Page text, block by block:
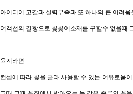
아이디어 고갈과 실력부족과 또 하나의 큰 어려움
여객선의 결항으로 꽃꽂이소재를 구할수 없을때
육지라면
컨셉에 따라 꽃을 골라 사용할 수 있는 여유로움